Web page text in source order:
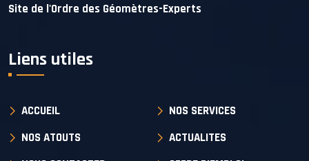
Site de l'Ordre des Géomètres-Experts
Liens utiles
ACCUEIL
NOS SERVICES
NOS ATOUTS
ACTUALITES